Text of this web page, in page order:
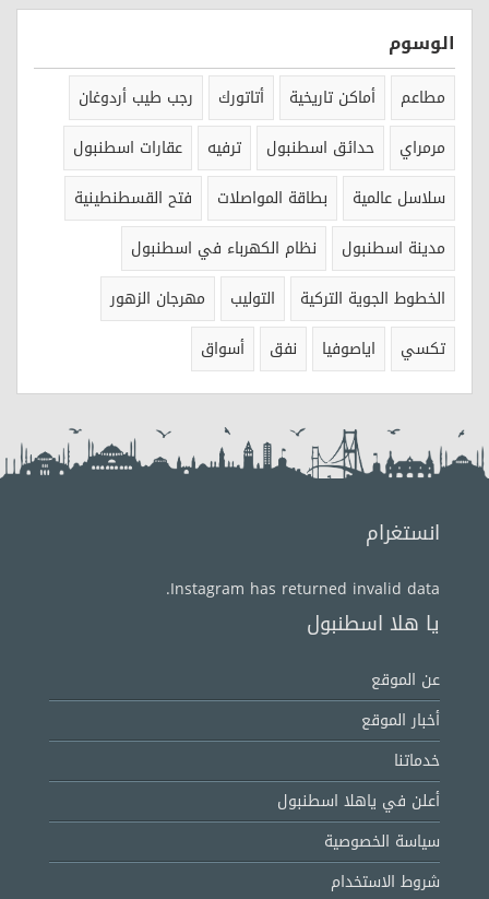
الوسوم
مطاعم أماكن تاريخية أتاتورك
رجب طيب أردوغان
مرمراي
حدائق اسطنبول ترفيه
عقارات اسطنبول
سلاسل عالمية
بطاقة المواصلات
فتح القسطنطينية
مدينة اسطنبول
نظام الكهرباء في اسطنبول
الخطوط الجوية التركية
التوليب
مهرجان الزهور
تكسي
اياصوفيا نفق أسواق
انستغرام
Instagram has returned invalid data.
يا هلا اسطنبول
عن الموقع
أخبار الموقع
خدماتنا
أعلن في ياهلا اسطنبول
سياسة الخصوصية
شروط الاستخدام